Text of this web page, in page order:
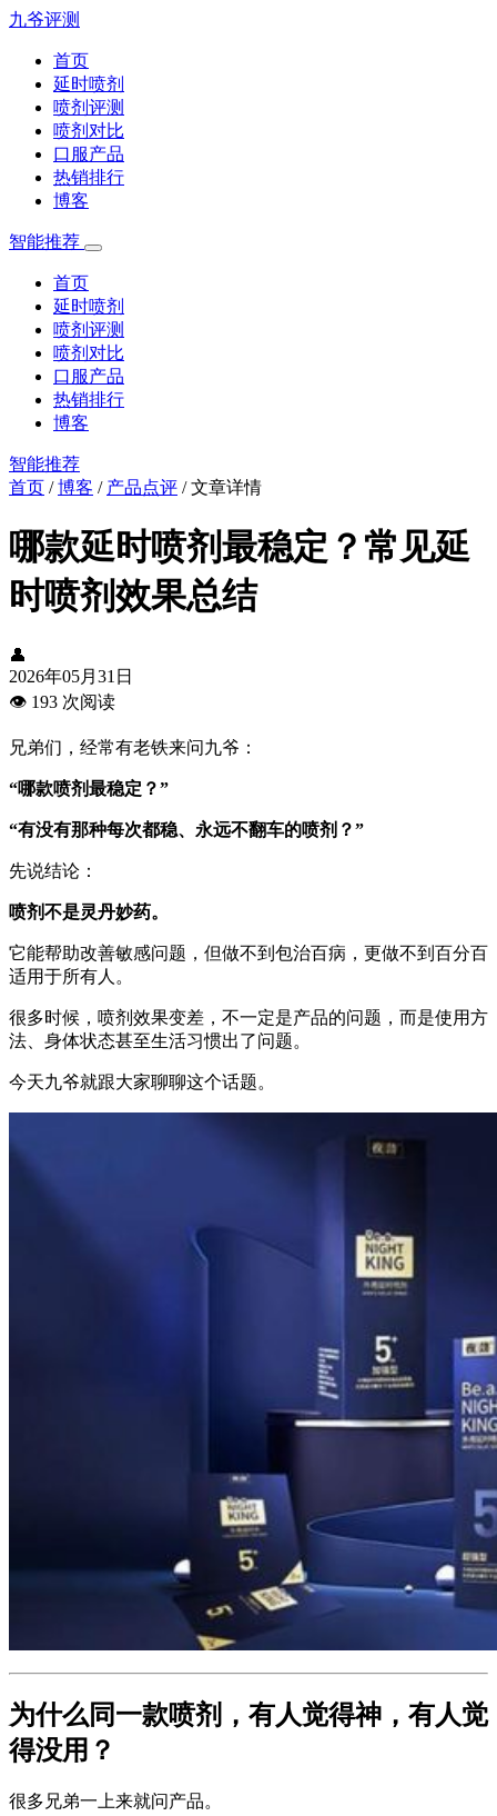
九爷评测
首页
延时喷剂
喷剂评测
喷剂对比
口服产品
热销排行
博客
智能推荐
首页
延时喷剂
喷剂评测
喷剂对比
口服产品
热销排行
博客
智能推荐
首页 /博客 / 产品点评 /文章详情
哪款延时喷剂最稳定？常见延
时喷剂效果总结
👤
2026年05月31日
👁️ 193 次阅读
兄弟们，经常有老铁来问九爷：
“哪款喷剂最稳定？”
“有没有那种每次都稳、永远不翻车的喷剂？”
先说结论：
喷剂不是灵丹妙药。
它能帮助改善敏感问题，但做不到包治百病，更做不到百分百
适用于所有人。
很多时候，喷剂效果变差，不一定是产品的问题，而是使用方
法、身体状态甚至生活习惯出了问题。
今天九爷就跟大家聊聊这个话题。
为什么同一款喷剂，有人觉得神，有人觉
得没用？
很多兄弟一上来就问产品。